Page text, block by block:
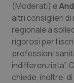
Campania
Emilia-
Friuli
Car-T
Dermatite
(Moderati) e
altri consiglieri
regionale a
rigorosi per
professioni
indifferenziata”.
chiede, inoltre,